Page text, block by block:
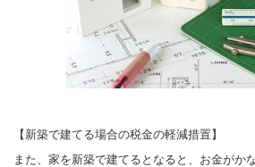
【新築で建てる場合の税金の軽減措置】
また、家を新築で建てるとなると、お金がか